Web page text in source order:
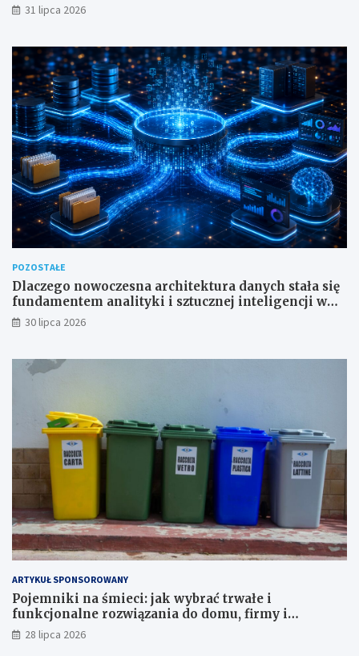
31 lipca 2026
POZOSTAŁE
Dlaczego nowoczesna architektura danych stała się
fundamentem analityki i sztucznej inteligencji w
przedsiębiorstwach?
30 lipca 2026
ARTYKUŁ SPONSOROWANY
Pojemniki na śmieci: jak wybrać trwałe i
funkcjonalne rozwiązania do domu, firmy i
instytucji
28 lipca 2026